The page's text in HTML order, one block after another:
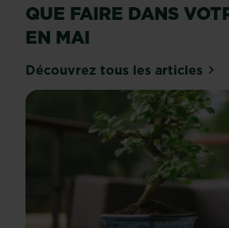
QUE FAIRE DANS
EN MAI
Découvrez tous les articles